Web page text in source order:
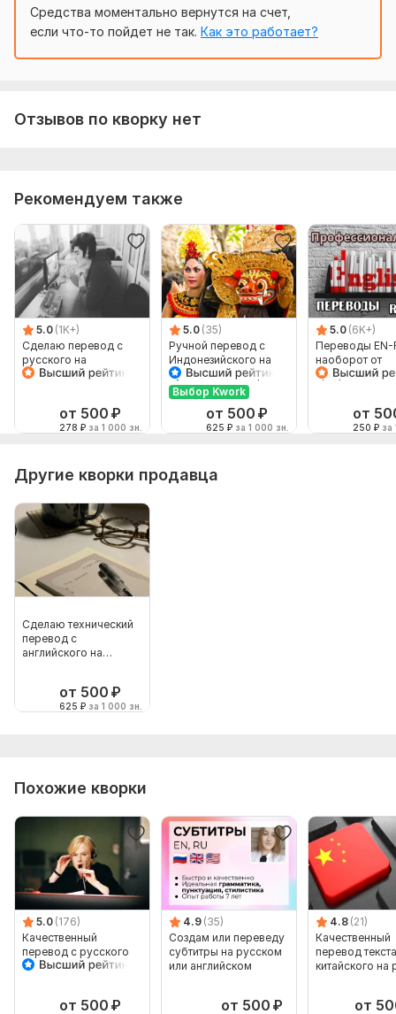
Объем услуги в кворке: 700 знаков
Средства моментально вернутся на счет,
если что-то пойдет не так. Как это работает?
Отзывов по кворку нет
Рекомендуем также
5.0 (1K+)
Сделаю перевод с
русского на
английский и
от 500 ₽
278 ₽ за 1 000 зн.
5.0 (35)
Ручной перевод с
Индонезийского на
Русский и наоборот
Выбор Kwork
от 500 ₽
625 ₽ за 1 000 зн.
5.0 (6K+)
Переводы EN-
наоборот от
от
250 ₽ за
Другие кворки продавца
Сделаю технический
перевод с
английского на
от 500 ₽
625 ₽ за 1 000 зн.
Похожие кворки
5.0 (176)
Качественный
перевод с русского
на казахский язык и
от 500 ₽
4.9 (35)
Создам или переведу
субтитры на русском
или английском
от 500 ₽
4.8 (21)
Качественный
перевод
китайского на
от